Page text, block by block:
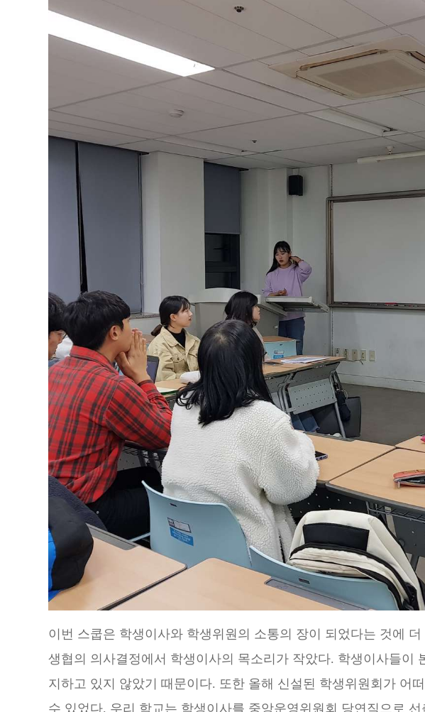
이번 스쿱은 학생이사와 학생위원의 소통의 장이 되었다는 것에
생협의 의사결정에서 학생이사의 목소리가 작았다. 학생이사들이
지하고 있지 않았기 때문이다. 또한 올해 신설된 학생위원회가 어
수 있었다. 우리 학교는 학생이사를 중앙운영위원회 당연직으로 선